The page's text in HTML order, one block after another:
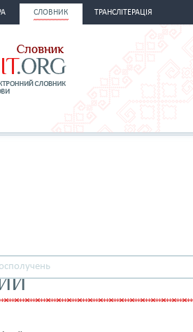
СЛОВНИК ТРАНСЛІТЕРАЦІЯ